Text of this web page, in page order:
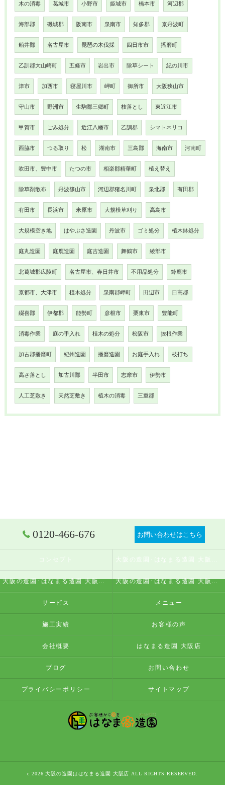
木の消毒 葛城市 小野市 姫城市 橋本市 河辺郡
海部郡 磯城郡 阪南市 泉南市 知多郡 京丹波町
船井郡 名古屋市 琵琶の木伐採 四日市市 播磨町
乙訓郡大山崎町 五條市 岩出市 除草シート 紀の川市
津市 加西市 寝屋川市 岬町 御所市 大阪狭山市
守山市 野洲市 生駒郡三郷町 枝落とし 東近江市
甲賀市 ごみ処分 近江八幡市 乙訓郡 シマトネリコ
西脇市 つる取り 松 湖南市 三島郡 海南市 河南町
吹田市、豊中市 たつの市 相楽郡精華町 植え替え
除草剤散布 丹波篠山市 河辺郡猪名川町 泉北郡 有田郡
有田市 長浜市 米原市 大規模草刈り 高島市
大規模空き地 はやぶさ造園 丹波市 ゴミ処分 植木鉢処分
庭丸造園 庭鹿造園 庭吉造園 舞鶴市 綾部市
北葛城郡広陵町 名古屋市、春日井市 不用品処分 鈴鹿市
京都市、大津市 植木処分 泉南郡岬町 田辺市 日高郡
綴喜郡 伊都郡 能勢町 彦根市 栗東市 豊能町
消毒作業 庭の手入れ 植木の処分 松阪市 抜根作業
加古郡播磨町 紀州造園 播磨造園 お庭手入れ 枝打ち
高さ落とし 加古川郡 半田市 志摩市 伊勢市
人工芝敷き 天然芝敷き 植木の消毒 三重郡
0120-466-676 お問い合わせはこちら
コンセプト
大阪の造園･はなまる造園 大阪店の評判 大阪の造園･はなまる造園 大阪店のお客様の声
サービス メニュー
施工実績 お客様の声
会社概要 はなまる造園 大阪店
ブログ お問い合わせ
プライバシーポリシー サイトマップ
c 2026 大阪の造園ははなまる造園 大阪店 ALL RIGHTS RESERVED.